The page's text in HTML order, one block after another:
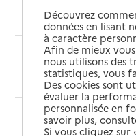
Autres
Puis-je choisir la
décisions pour moi
mentales sont
J’ai 85 ans et je
quotidien. Mon
Découvrez
données en lisant
à caractère
Afin de mieux
nous utilisons des
statistiques, vous
Des cookies sont
évaluer la
personnalisée en
savoir plus,
Si vous cliquez sur